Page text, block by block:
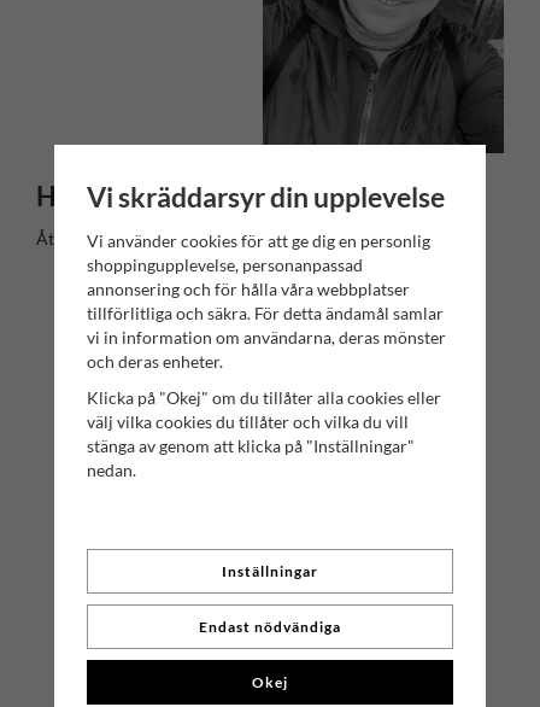
Hampus Örn - Grundare och Ägare
Återförsäljare, inköp och kvalitetsfrågor​.
Har du några frågor? Tveka inte att höra av dig till oss!
Mr. Salwator - Simrishamns Tehandel
Organisationsnummer: 559112-6023
Butik: Storgatan 19, 272 31, Simrishamn
Mejl: konsumentkontakt(at)salwator.se
Vi skräddarsyr din upplevelse
Vi använder cookies för att ge dig en personlig
shoppingupplevelse, personanpassad
annonsering och för hålla våra webbplatser
tillförlitliga och säkra. För detta ändamål samlar
vi in information om användarna, deras mönster
och deras enheter.
Klicka på "Okej" om du tillåter alla cookies eller
välj vilka cookies du tillåter och vilka du vill
stänga av genom att klicka på "Inställningar"
nedan.
Inställningar
Endast nödvändiga
Okej